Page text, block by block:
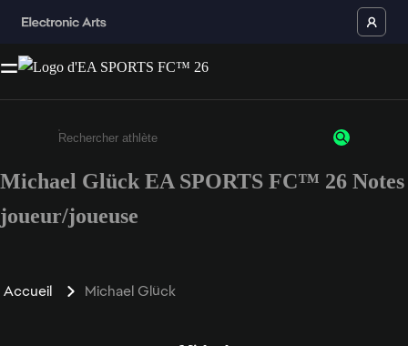
Saisissez au moins 3 caractères ou chiffres.
Michael Glück EA SPORTS FC™ 26 Notes
joueur/joueuse
Accueil Michael Glück